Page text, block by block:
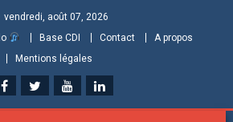
vendredi, août 07, 2026
Base CDI Contact
A propos
Mentions légales